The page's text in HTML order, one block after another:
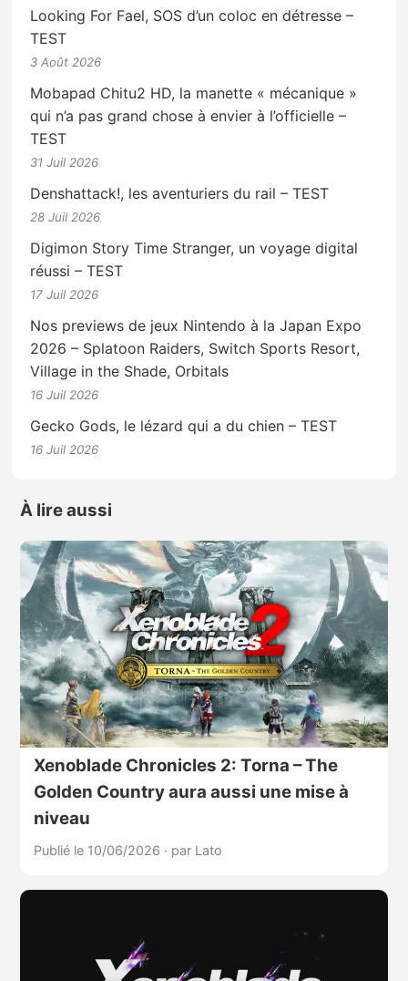
Looking For Fael, SOS d’un coloc en détresse –
TEST
3 Août 2026
Mobapad Chitu2 HD, la manette « mécanique »
qui n’a pas grand chose à envier à l’officielle –
TEST
31 Juil 2026
Denshattack!, les aventuriers du rail – TEST
28 Juil 2026
Digimon Story Time Stranger, un voyage digital
réussi – TEST
17 Juil 2026
Nos previews de jeux Nintendo à la Japan Expo
2026 – Splatoon Raiders, Switch Sports Resort,
Village in the Shade, Orbitals
16 Juil 2026
Gecko Gods, le lézard qui a du chien – TEST
16 Juil 2026
À lire aussi
Xenoblade Chronicles 2: Torna – The
Golden Country aura aussi une mise à
niveau
Publié le 10/06/2026 · par Lato